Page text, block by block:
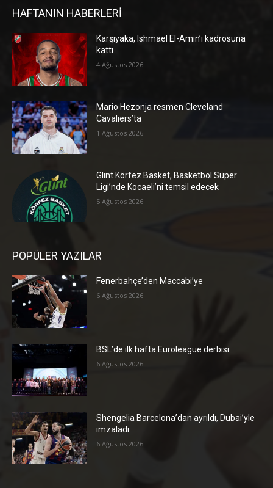
HAFTANIN HABERLERİ
Karşıyaka, Ishmael El-Amin’i kadrosuna
kattı
4 Ağustos 2026
Mario Hezonja resmen Cleveland
Cavaliers’ta
1 Ağustos 2026
Glint Körfez Basket, Basketbol Süper
Ligi’nde Kocaeli’ni temsil edecek
5 Ağustos 2026
POPÜLER YAZILAR
Fenerbahçe’den Maccabi’ye
6 Ağustos 2026
BSL’de ilk hafta Euroleague derbisi
6 Ağustos 2026
Shengelia Barcelona’dan ayrıldı, Dubai’yle
imzaladı
6 Ağustos 2026